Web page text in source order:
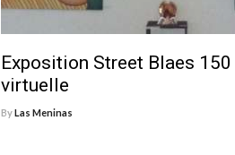
Exposition Street Blaes
virtuelle
ByLas Meninas